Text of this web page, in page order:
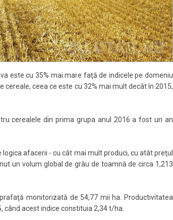
este cu 35% mai mare faţă de indicele pe domeniu
ceea ce este cu 32% mai mult decât în 2015,
cerealele din prima grupa anul 2016 a fost un an
afacerii - cu cât mai mult produci, cu atât preţul
un volum global de grâu de toamnă de circa 1,213
monitorizată de 54,77 mii ha. Productivitatea
când acest indice constituia 2,34 t/ha.